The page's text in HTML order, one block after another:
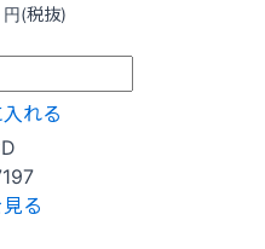
円(税抜)
れる
る